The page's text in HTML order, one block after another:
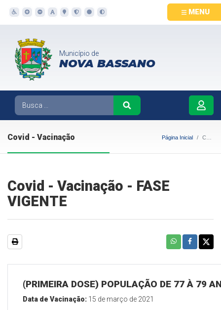
MENU
Município de
NOVA BASSANO
Covid - Vacinação Página Inicial Covid - Vacinação
Covid - Vacinação - FASE
VIGENTE
(PRIMEIRA DOSE) POPULAÇÃO DE 77 À 79
Data de Vacinação: 15 de março de 2021